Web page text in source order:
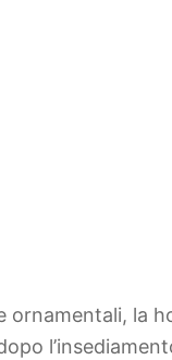
ornamentali, la